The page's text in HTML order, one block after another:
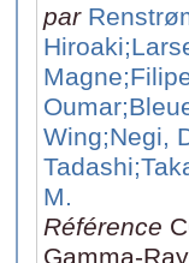
par
Hiroaki
Magne
Oumar
Wing;Negi,
Tadashi
M.
Référence
Gamma-